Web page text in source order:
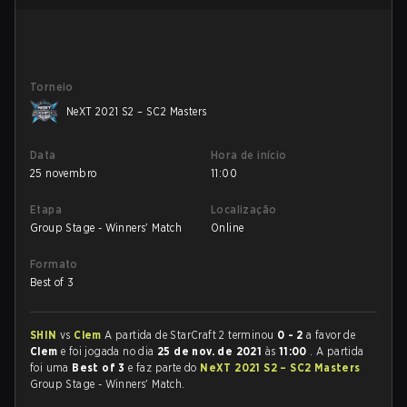
Torneio
NeXT 2021 S2 – SC2 Masters
Data
25 novembro
Hora de início
11:00
Etapa
Group Stage - Winners' Match
Localização
Online
Formato
Best of 3
SHIN vs ClemA partida de StarCraft 2 terminou 0 - 2 a favor de
Clem e foi jogada no dia 25 de nov. de 2021 às 11:00 . A partida
foi uma Best of 3e faz parte do NeXT 2021 S2 – SC2 Masters
Group Stage - Winners' Match.